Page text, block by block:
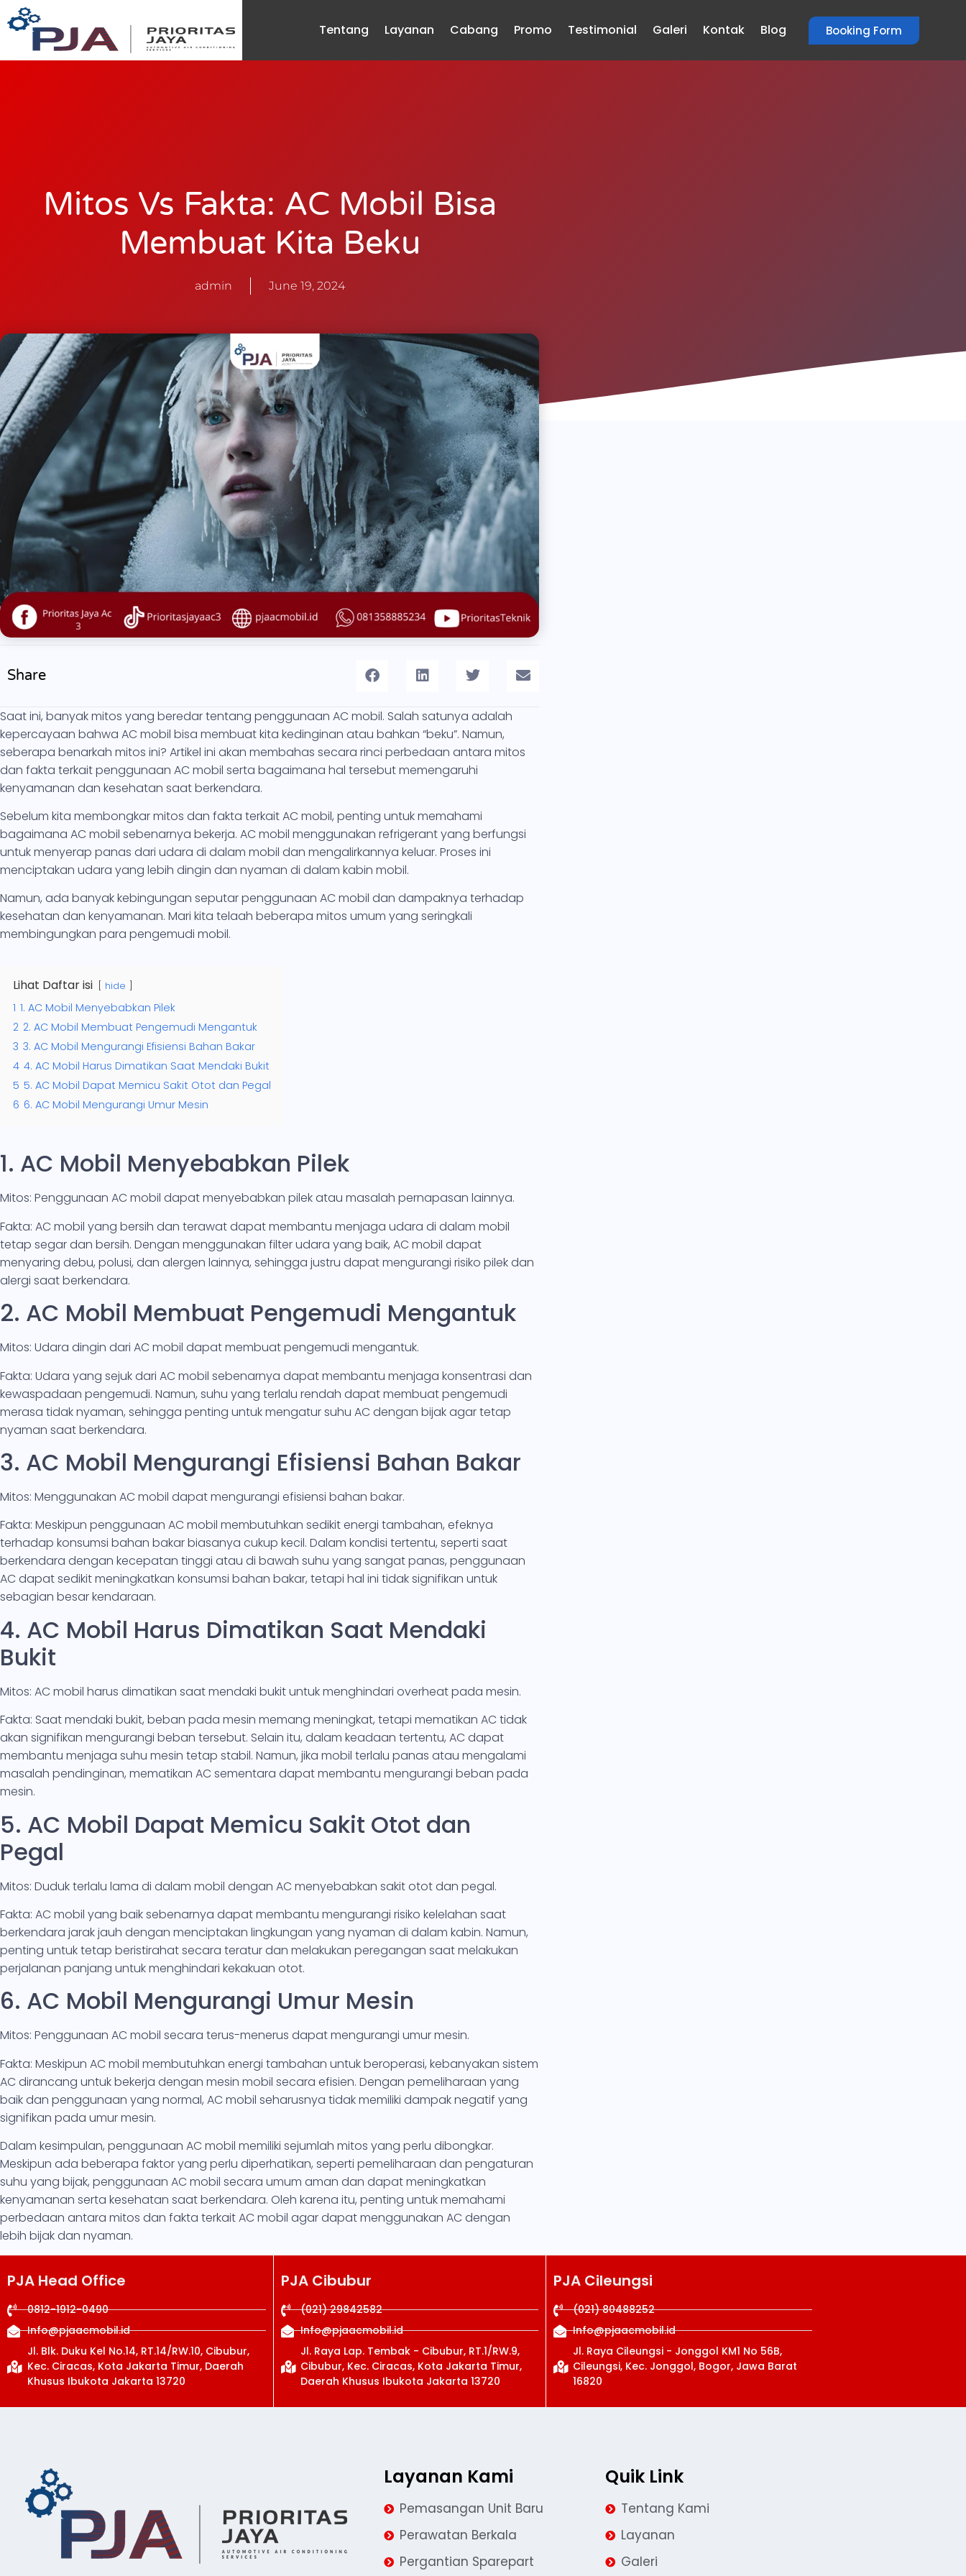
Tentang Layanan Cabang Promo Testimonial Galeri Kontak Blog Booking Form
Mitos Vs Fakta: AC Mobil Bisa
Membuat Kita Beku
admin June 19, 2024
Share
Saat ini, banyak mitos yang beredar tentang penggunaan AC mobil. Salah satunya adalah
kepercayaan bahwa AC mobil bisa membuat kita kedinginan atau bahkan “beku”. Namun,
seberapa benarkah mitos ini? Artikel ini akan membahas secara rinci perbedaan antara mitos
dan fakta terkait penggunaan AC mobil serta bagaimana hal tersebut memengaruhi
kenyamanan dan kesehatan saat berkendara.
Sebelum kita membongkar mitos dan fakta terkait AC mobil, penting untuk memahami
bagaimana AC mobil sebenarnya bekerja. AC mobil menggunakan refrigerant yang berfungsi
untuk menyerap panas dari udara di dalam mobil dan mengalirkannya keluar. Proses ini
menciptakan udara yang lebih dingin dan nyaman di dalam kabin mobil.
Namun, ada banyak kebingungan seputar penggunaan AC mobil dan dampaknya terhadap
kesehatan dan kenyamanan. Mari kita telaah beberapa mitos umum yang seringkali
membingungkan para pengemudi mobil.
Lihat Daftar isi hide
1 1. AC Mobil Menyebabkan Pilek
2 2. AC Mobil Membuat Pengemudi Mengantuk
3 3. AC Mobil Mengurangi Efisiensi Bahan Bakar
4 4. AC Mobil Harus Dimatikan Saat Mendaki Bukit
5 5. AC Mobil Dapat Memicu Sakit Otot dan Pegal
6 6. AC Mobil Mengurangi Umur Mesin
1. AC Mobil Menyebabkan Pilek
Mitos: Penggunaan AC mobil dapat menyebabkan pilek atau masalah pernapasan lainnya.
Fakta: AC mobil yang bersih dan terawat dapat membantu menjaga udara di dalam mobil
tetap segar dan bersih. Dengan menggunakan filter udara yang baik, AC mobil dapat
menyaring debu, polusi, dan alergen lainnya, sehingga justru dapat mengurangi risiko pilek dan
alergi saat berkendara.
2. AC Mobil Membuat Pengemudi Mengantuk
Mitos: Udara dingin dari AC mobil dapat membuat pengemudi mengantuk.
Fakta: Udara yang sejuk dari AC mobil sebenarnya dapat membantu menjaga konsentrasi dan
kewaspadaan pengemudi. Namun, suhu yang terlalu rendah dapat membuat pengemudi
merasa tidak nyaman, sehingga penting untuk mengatur suhu AC dengan bijak agar tetap
nyaman saat berkendara.
3. AC Mobil Mengurangi Efisiensi Bahan Bakar
Mitos: Menggunakan AC mobil dapat mengurangi efisiensi bahan bakar.
Fakta: Meskipun penggunaan AC mobil membutuhkan sedikit energi tambahan, efeknya
terhadap konsumsi bahan bakar biasanya cukup kecil. Dalam kondisi tertentu, seperti saat
berkendara dengan kecepatan tinggi atau di bawah suhu yang sangat panas, penggunaan
AC dapat sedikit meningkatkan konsumsi bahan bakar, tetapi hal ini tidak signifikan untuk
sebagian besar kendaraan.
4. AC Mobil Harus Dimatikan Saat Mendaki
Bukit
Mitos: AC mobil harus dimatikan saat mendaki bukit untuk menghindari overheat pada mesin.
Fakta: Saat mendaki bukit, beban pada mesin memang meningkat, tetapi mematikan AC tidak
akan signifikan mengurangi beban tersebut. Selain itu, dalam keadaan tertentu, AC dapat
membantu menjaga suhu mesin tetap stabil. Namun, jika mobil terlalu panas atau mengalami
masalah pendinginan, mematikan AC sementara dapat membantu mengurangi beban pada
mesin.
5. AC Mobil Dapat Memicu Sakit Otot dan
Pegal
Mitos: Duduk terlalu lama di dalam mobil dengan AC menyebabkan sakit otot dan pegal.
Fakta: AC mobil yang baik sebenarnya dapat membantu mengurangi risiko kelelahan saat
berkendara jarak jauh dengan menciptakan lingkungan yang nyaman di dalam kabin. Namun,
penting untuk tetap beristirahat secara teratur dan melakukan peregangan saat melakukan
perjalanan panjang untuk menghindari kekakuan otot.
6. AC Mobil Mengurangi Umur Mesin
Mitos: Penggunaan AC mobil secara terus-menerus dapat mengurangi umur mesin.
Fakta: Meskipun AC mobil membutuhkan energi tambahan untuk beroperasi, kebanyakan sistem
AC dirancang untuk bekerja dengan mesin mobil secara efisien. Dengan pemeliharaan yang
baik dan penggunaan yang normal, AC mobil seharusnya tidak memiliki dampak negatif yang
signifikan pada umur mesin.
Dalam kesimpulan, penggunaan AC mobil memiliki sejumlah mitos yang perlu dibongkar.
Meskipun ada beberapa faktor yang perlu diperhatikan, seperti pemeliharaan dan pengaturan
suhu yang bijak, penggunaan AC mobil secara umum aman dan dapat meningkatkan
kenyamanan serta kesehatan saat berkendara. Oleh karena itu, penting untuk memahami
perbedaan antara mitos dan fakta terkait AC mobil agar dapat menggunakan AC dengan
lebih bijak dan nyaman.
PJA Head Office
0812-1912-0490
Info@pjaacmobil.id
Jl. Blk. Duku Kel No.14, RT.14/RW.10, Cibubur,
Kec. Ciracas, Kota Jakarta Timur, Daerah
Khusus Ibukota Jakarta 13720
PJA Cibubur
(021) 29842582
Info@pjaacmobil.id
Jl. Raya Lap. Tembak - Cibubur, RT.1/RW.9,
Cibubur, Kec. Ciracas, Kota Jakarta Timur,
Daerah Khusus Ibukota Jakarta 13720
PJA Cileungsi
(021) 80488252
Info@pjaacmobil.id
Jl. Raya Cileungsi - Jonggol KM1 No 56B,
Cileungsi, Kec. Jonggol, Bogor, Jawa Barat
16820
Layanan Kami
Pemasangan Unit Baru
Perawatan Berkala
Pergantian Sparepart
Quik Link
Tentang Kami
Layanan
Galeri